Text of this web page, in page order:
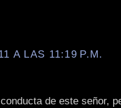
A LAS 11:19 P.M.
de este señor,